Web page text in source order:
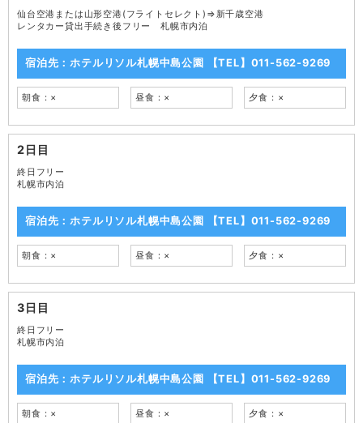
仙台空港または山形空港(フライトセレクト)⇒新千歳空港
レンタカー貸出手続き後フリー 札幌市内泊
宿泊先：ホテルリソル札幌中島公園 【TEL】011-562-9269
朝食：× 昼食：× 夕食：×
2日目
終日フリー
札幌市内泊
宿泊先：ホテルリソル札幌中島公園 【TEL】011-562-9269
朝食：× 昼食：× 夕食：×
3日目
終日フリー
札幌市内泊
宿泊先：ホテルリソル札幌中島公園 【TEL】011-562-9269
朝食：× 昼食：× 夕食：×